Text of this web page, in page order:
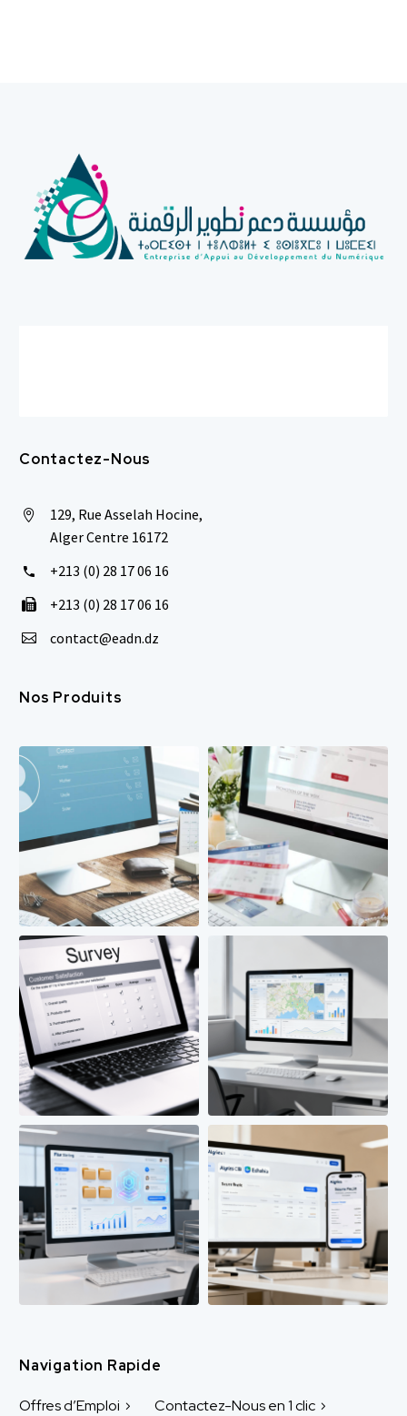
Contactez-Nous


129, Rue Asselah Hocine,
Alger Centre 16172

 +213 (0) 28 17 06 16

 +213 (0) 28 17 06 16

 contact@eadn.dz
Nos Produits
Navigation Rapide
Offres d’Emploi Contactez-Nous en 1 clic